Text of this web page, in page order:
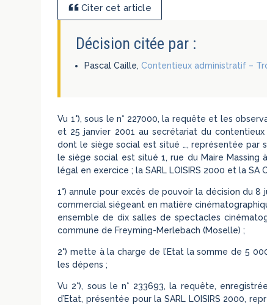
Citer cet article
Décision citée par :
Pascal Caille,Contentieux administratif –
Vu 1°), sous le n° 227000, la requête et les
et 25 janvier 2001 au secrétariat du contentieux
dont le siège social est situé …, représentée par
le siège social est situé 1, rue du Maire Massing
légal en exercice ; la SARL LOISIRS 2000 et la SA
1°) annule pour excès de pouvoir la décision du
commercial siégeant en matière
ensemble de dix salles de spectacles
commune de Freyming-Merlebach (Moselle) ;
2°) mette à la charge de l’Etat la somme de 5
les dépens ;
Vu 2°), sous le n° 233693, la requête,
d’Etat, présentée pour la SARL LOISIRS 2000,